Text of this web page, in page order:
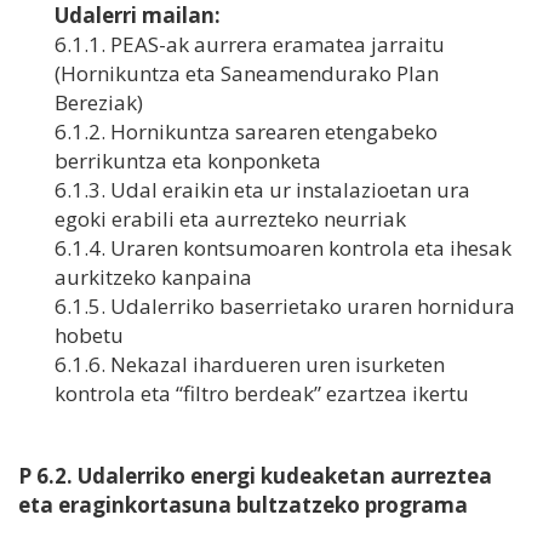
Udalerri mailan:
6.1.1. PEAS-ak aurrera eramatea jarraitu
(Hornikuntza eta Saneamendurako Plan
Bereziak)
6.1.2. Hornikuntza sarearen etengabeko
berrikuntza eta konponketa
6.1.3. Udal eraikin eta ur instalazioetan ura
egoki erabili eta aurrezteko neurriak
6.1.4. Uraren kontsumoaren kontrola eta ihesak
aurkitzeko kanpaina
6.1.5. Udalerriko baserrietako uraren hornidura
hobetu
6.1.6. Nekazal ihardueren uren isurketen
kontrola eta “filtro berdeak” ezartzea ikertu
P 6.2. Udalerriko energi kudeaketan aurreztea
eta eraginkortasuna bultzatzeko programa